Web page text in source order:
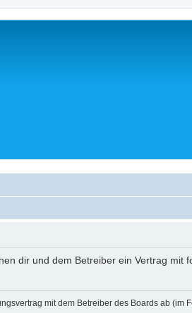
dir und dem Betreiber ein Vertrag mit
mit dem Betreiber des Boards ab